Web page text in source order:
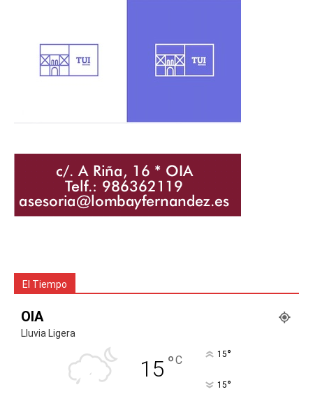
El Tiempo
OIA
Lluvia Ligera
15 °C 15°
15°